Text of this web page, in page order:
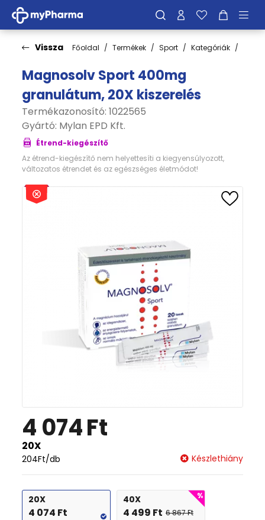
Vissza Főoldal Termékek Sport Kategóriák
Magnosolv Sport 400mg
granulátum, 20X kiszerelés
Termékazonosító: 1022565
Gyártó: Mylan EPD Kft.
Étrend-kiegészítő
Az étrend-kiegészítő nem helyettesíti a kiegyensúlyozott,
változatos étrendet és az egészséges életmódot!
4 074Ft
20X
204Ft/db Készlethiány
20X
4 074 Ft
40X
4 499 Ft 6 867Ft